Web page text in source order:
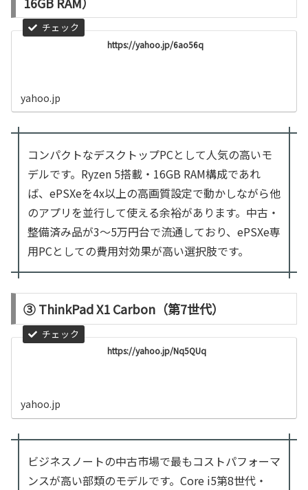
https://yahoo.jp/6ao56q
yahoo.jp
コンパクトなデスクトップPCとして人気の高いモ
デルです。Ryzen 5搭載・16GB RAM構成であれ
ば、ePSXeを4x以上の高画質設定で動かしながら他
のアプリを並行して使える余裕があります。中古・
整備済み品が3〜5万円台で流通しており、ePSXe専
用PCとしての費用対効果が高い選択肢です。
③ ThinkPad X1 Carbon（第7世代）
https://yahoo.jp/Nq5QUq
yahoo.jp
ビジネスノートの中古市場で最もコストパフォーマ
ンスが高い部類のモデルです。Core i5第8世代・